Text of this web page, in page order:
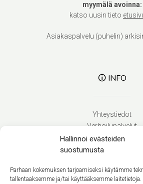
Hallinnoi evästeiden
suostumusta
Parhaan kokemuksen tarjoamiseksi käytämme
tallentaaksemme ja/tai käyttääksemme laitetietoja.
myymälä avoinna:
katso uusin tieto
Asiakaspalvelu (puhelin)
🛈 INFO
Yhteystiedot
Verhoilupalvelut
Toimitusehdot
Tietosuojaseloste